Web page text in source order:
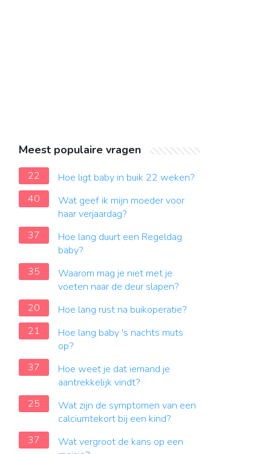
Meest populaire vragen
22
Hoe ligt baby in buik 22 weken?
40
Wat geef ik mijn moeder voor
haar verjaardag?
37
Hoe lang duurt een Regeldag
baby?
35
Waarom mag je niet met je
voeten naar de deur slapen?
20
Hoe lang rust na buikoperatie?
21
Hoe lang baby 's nachts muts
op?
37
Hoe weet je dat iemand je
aantrekkelijk vindt?
25
Wat zijn de symptomen van een
calciumtekort bij een kind?
37
Wat vergroot de kans op een